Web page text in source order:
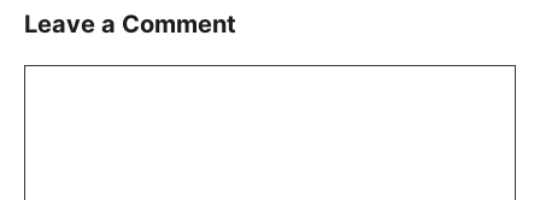
Leave a Comment